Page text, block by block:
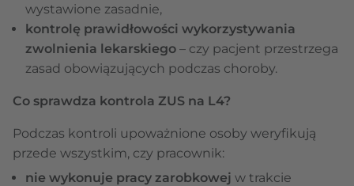
wystawione zasadnie,
kontrolę prawidłowości wykorzystywania
zwolnienia lekarskiego – czy pacjent przestrzega
zasad obowiązujących podczas choroby.
Co sprawdza kontrola ZUS na L4?
Podczas kontroli upoważnione osoby weryfikują
przede wszystkim, czy pracownik:
nie wykonuje pracy zarobkowej w trakcie